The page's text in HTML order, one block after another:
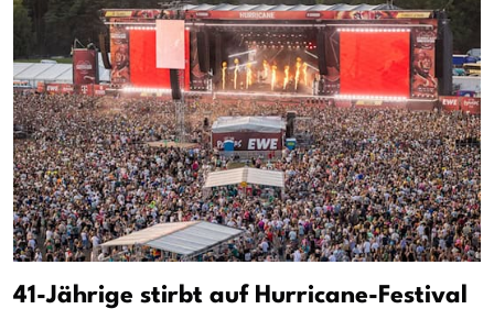
41-Jährige stirbt auf Hurricane-Festival